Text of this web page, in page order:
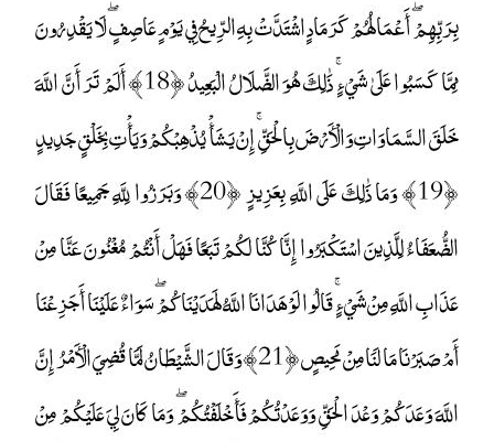
بِرَبِّهِمْ ۖ أَعْمَالُهُمْ كَرَمَادٍ اشْتَدَّتْ بِهِ الرِّيحُ فِي يَوْمٍ عَاصِفٍ ۖ لَا يَقْدِرُونَ
مِمَّا كَسَبُوا عَلَىٰ شَيْءٍ ۚ ذَٰلِكَ هُوَ الضَّلَالُ الْبَعِيدُ ﴿18﴾ أَلَمْ تَرَ أَنَّ اللَّهَ
خَلَقَ السَّمَاوَاتِ وَالْأَرْضَ بِالْحَقِّ ۚ إِنْ يَشَأْ يُذْهِبْكُمْ وَيَأْتِ بِخَلْقٍ جَدِيدٍ
﴿19﴾ وَمَا ذَٰلِكَ عَلَى اللَّهِ بِعَزِيزٍ ﴿20﴾ وَبَرَزُوا لِلَّهِ جَمِيعًا فَقَالَ
الضُّعَفَاءُ لِلَّذِينَ اسْتَكْبَرُوا إِنَّا كُنَّا لَكُمْ تَبَعًا فَهَلْ أَنْتُمْ مُغْنُونَ عَنَّا مِنْ
عَذَابِ اللَّهِ مِنْ شَيْءٍ ۚ قَالُوا لَوْ هَدَانَا اللَّهُ لَهَدَيْنَاكُمْ ۖ سَوَاءٌ عَلَيْنَا أَجَزِعْنَا
أَمْ صَبَرْنَا مَا لَنَا مِنْ مَحِيصٍ ﴿21﴾ وَقَالَ الشَّيْطَانُ لَمَّا قُضِيَ الْأَمْرُ إِنَّ
اللَّهَ وَعَدَكُمْ وَعْدَ الْحَقِّ وَوَعَدْتُكُمْ فَأَخْلَفْتُكُمْ ۖ وَمَا كَانَ لِيَ عَلَيْكُمْ مِنْ